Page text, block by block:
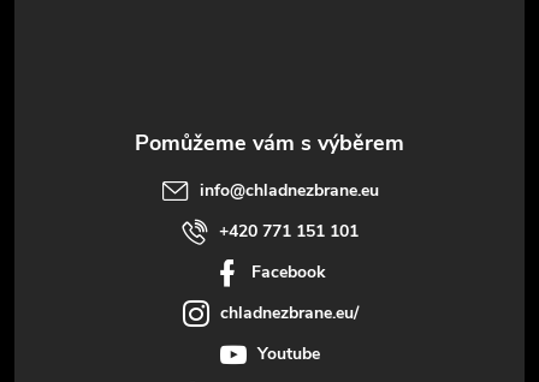
info@chladnezbrane.eu
+420 771 151 101
Facebook
chladnezbrane.eu/
Youtube